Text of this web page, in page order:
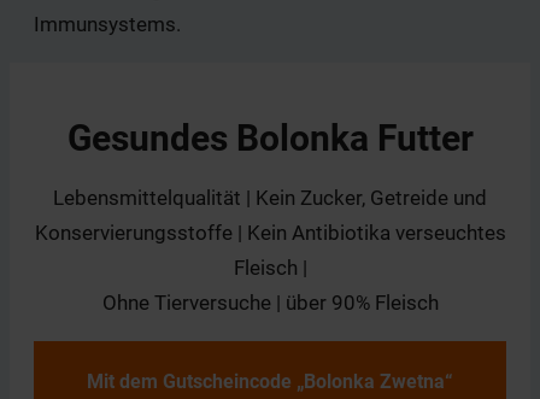
Immunsystems.
Gesundes Bolonka Futter
Lebensmittelqualität | Kein Zucker, Getreide und
Konservierungsstoffe | Kein Antibiotika verseuchtes
Fleisch |
Ohne Tierversuche | über 90% Fleisch
Mit dem Gutscheincode „Bolonka Zwetna“